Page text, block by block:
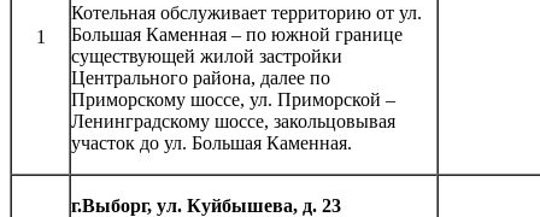
1
Котельная обслуживает территорию от ул.
Большая Каменная – по южной границе
существующей жилой застройки
Центрального района, далее по
Приморскому шоссе, ул. Приморской –
Ленинградскому шоссе, закольцовывая
участок до ул. Большая Каменная.
г.Выборг, ул. Куйбышева, д. 23